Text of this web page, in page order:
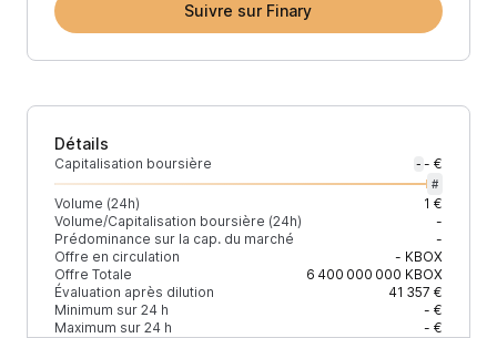
Suivre sur Finary
Détails
Capitalisation boursière - - €
#
Volume (24h)
1 €
Volume/Capitalisation boursière (24h)
-
Prédominance sur la cap. du marché
-
Offre en circulation
- KBOX
Offre Totale
6 400 000 000 KBOX
Évaluation après dilution
41 357 €
Minimum sur 24 h
- €
Maximum sur 24 h
- €